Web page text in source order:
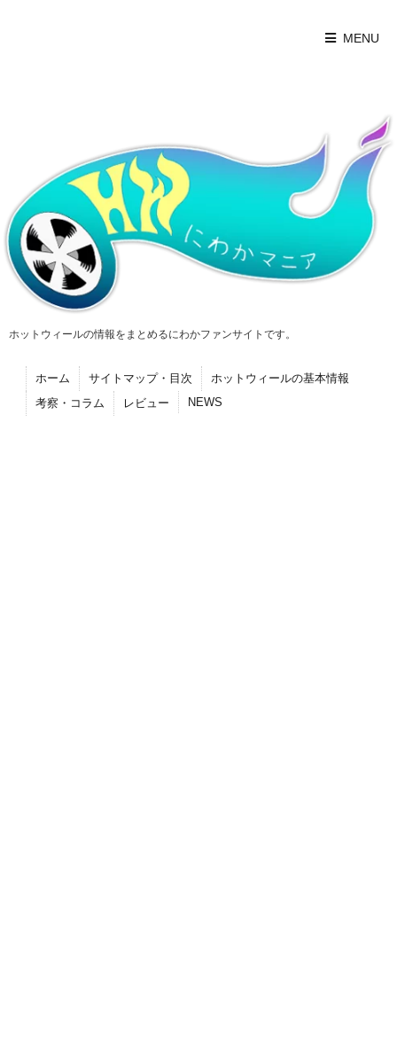
MENU
ホットウィールの情報をまとめるにわかファンサイトです。
ホーム サイトマップ・目次
ホットウィールの基本情報
考察・コラム
レビュー NEWS